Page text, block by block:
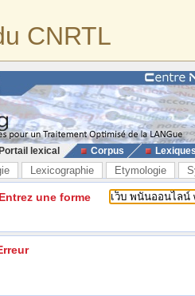
CNRTL
Portail lexical Corpus
Lexicographie Etymologie
Entrez une forme